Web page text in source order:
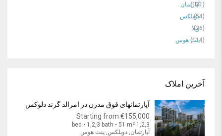
آپارتمان (131)
دوبلکس (54)
ویلا (26)
پنت هوس (114)
آخرین املاک
آپارتمانهای فوق مدرن در امرالد گرند دلوکس
Starting from €155,000
1,2,3 bed • 1,2,3 bath • 51 m²
آپارتمان, دوبلکس, پنت هوس